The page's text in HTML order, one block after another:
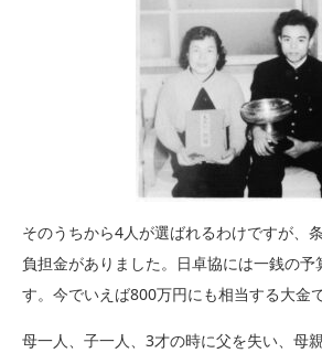
そのうちから4人が選ばれるわけですが、
負担金がありました。日卓協には一銭の
す。今でいえば800万円にも相当する大金で
母一人、子一人、3才の時に父を失い、母